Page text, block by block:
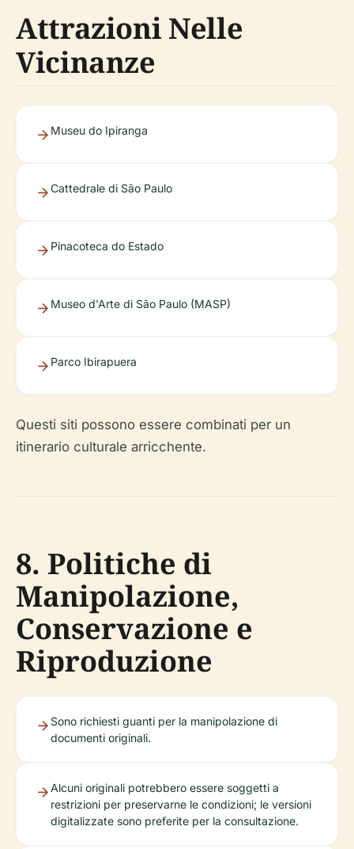
Attrazioni Nelle
Vicinanze
Museu do Ipiranga
Cattedrale di São Paulo
Pinacoteca do Estado
Museo d'Arte di São Paulo (MASP)
Parco Ibirapuera
Questi siti possono essere combinati per un
itinerario culturale arricchente.
8. Politiche di
Manipolazione,
Conservazione e
Riproduzione
Sono richiesti guanti per la manipolazione di
documenti originali.
Alcuni originali potrebbero essere soggetti a
restrizioni per preservarne le condizioni; le versioni
digitalizzate sono preferite per la consultazione.